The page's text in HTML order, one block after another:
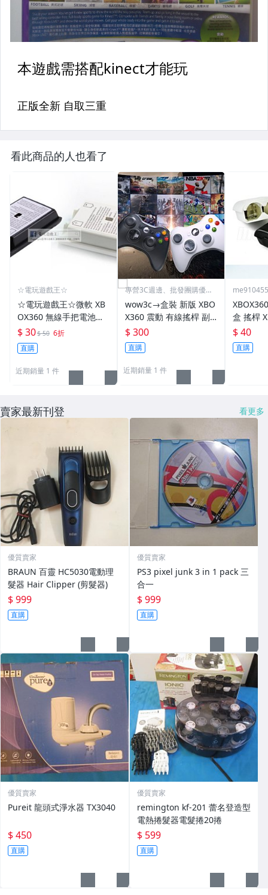
看此商品的人也看了
☆電玩遊戲王☆
☆電玩遊戲王☆微軟 XB
OX360 無線手把電池盒
電池蓋 電池殼 黑色白色
任選 可裝AA三號電池2
顆 全新現貨
$ 30$ 50 6折
直購
近期銷量 1 件
專營3C週邊、批發團購優勢
wow3c→盒裝 新版 XBO
X360 震動 有線搖桿 副
廠 手把 控制器 PC / XBO
X 可用 原廠高相容 晶片
$ 300
直購
近期銷量 1 件
me910455
盒 搖桿
蓋 電池
戲電池
貨
$ 40
直購
賣家最新刊登 看更多
優質賣家
BRAUN 百靈 HC5030電動理
髮器 Hair Clipper (剪髮器)
$ 999
直購
優質賣家
PS3 pixel junk 3 in 1 pack 三
合一
$ 999
直購
優質賣家
Pureit 龍頭式淨水器 TX3040
$ 450
直購
優質賣家
remington kf-201 蕾名登造型
電熱捲髮器電髮捲20捲
$ 599
直購